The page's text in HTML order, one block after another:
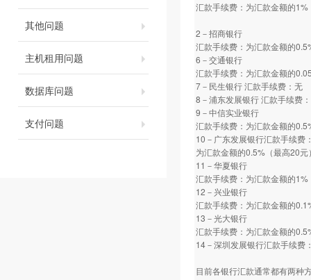
其他问题
主机租用问题
数据库问题
支付问题
汇款手续费：为汇款金额的
2－招商银行
汇款手续费：为汇款金额的
6－交通银行
汇款手续费：为汇款金额的
7－民生银行 汇款手续费：无
8－浦东发展银行 汇款手续费
9－中信实业银行
汇款手续费：为汇款金额的
10－广东发展银行汇款手续费
为汇款金额的0.5%（最高20元
11－华夏银行
汇款手续费：为汇款金额的
12－兴业银行
汇款手续费：为汇款金额的
13－光大银行
汇款手续费：为汇款金额的
14－深圳发展银行汇款手续费
目前各银行汇款通常都有两种